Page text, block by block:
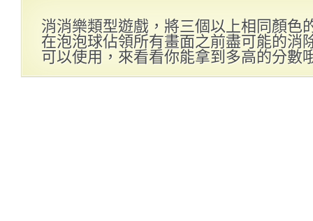
消消樂類型遊戲，將三個以上相同顏色
在泡泡球佔領所有畫面之前盡可能的消
可以使用，來看看你能拿到多高的分數